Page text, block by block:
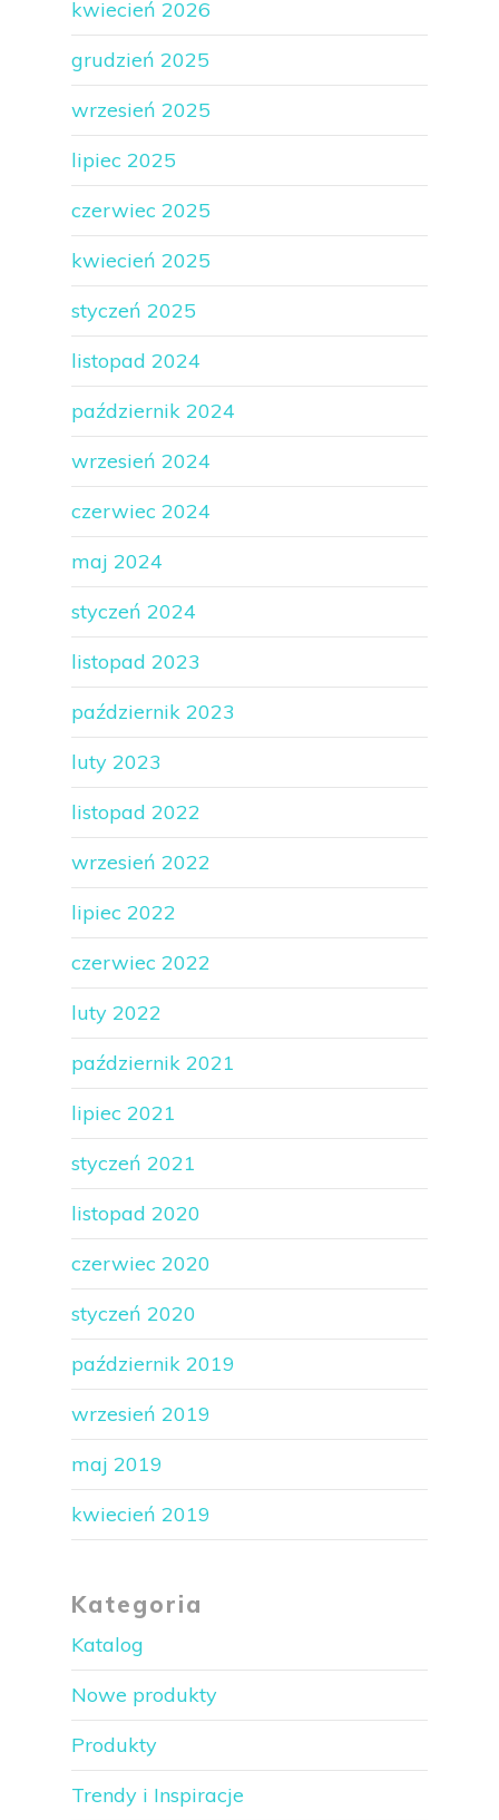
kwiecień 2026
grudzień 2025
wrzesień 2025
lipiec 2025
czerwiec 2025
kwiecień 2025
styczeń 2025
listopad 2024
październik 2024
wrzesień 2024
czerwiec 2024
maj 2024
styczeń 2024
listopad 2023
październik 2023
luty 2023
listopad 2022
wrzesień 2022
lipiec 2022
czerwiec 2022
luty 2022
październik 2021
lipiec 2021
styczeń 2021
listopad 2020
czerwiec 2020
styczeń 2020
październik 2019
wrzesień 2019
maj 2019
kwiecień 2019
Kategoria
Katalog
Nowe produkty
Produkty
Trendy i Inspiracje